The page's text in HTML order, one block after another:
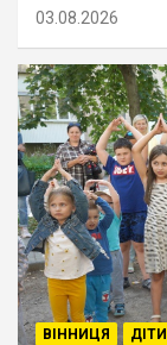
03.08.2026
ВІННИЦЯ ДІТИ